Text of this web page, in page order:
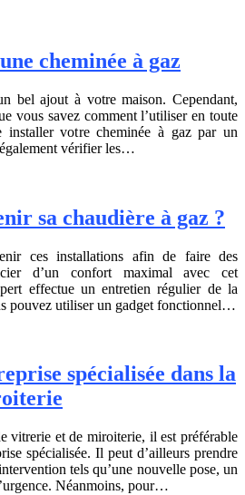
cheminée à gaz
bel ajout à votre maison. Cependant,
vous savez comment l’utiliser en toute
installer votre cheminée à gaz par un
vérifier les…
sa chaudière à gaz ?
ces installations afin de faire des
d’un confort maximal avec cet
effectue un entretien régulier de la
pouvez utiliser un gadget fonctionnel…
spécialisée dans la
vitrerie et de miroiterie, il est préférable
spécialisée. Il peut d’ailleurs prendre
tels qu’une nouvelle pose, un
Néanmoins, pour…